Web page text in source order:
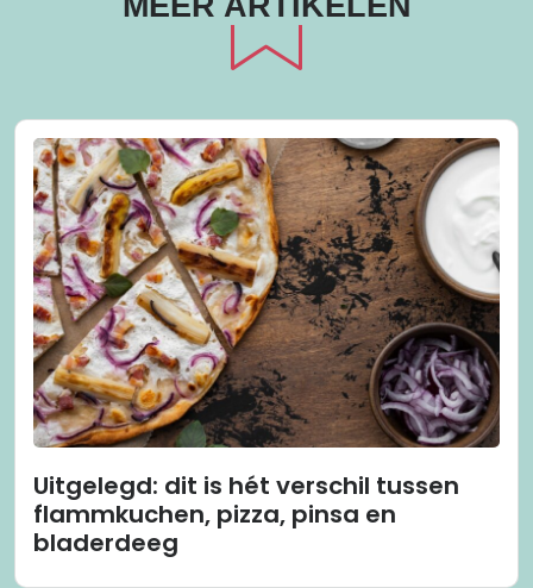
Uitgelegd: dit is hét verschil tussen
flammkuchen, pizza, pinsa en
bladerdeeg